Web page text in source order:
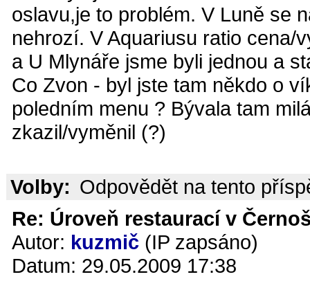
oslavu,je to problém. V Luně se
nehrozí. V Aquariusu ratio cena/
a U Mlynáře jsme byli jednou a
Co Zvon - byl jste tam někdo o
poledním menu ? Bývala tam
zkazil/vyměnil (?)
Volby: Odpovědět na tento
Re: Úroveň restaurací v
Autor: kuzmič (IP zapsáno)
Datum: 29.05.2009 17:38